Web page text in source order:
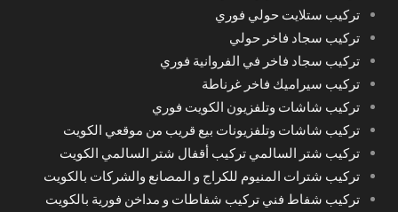
تركيب ستلايت حولي فوري
تركيب سجاد فاخر حولي
تركيب سجاد فاخر في الفروانية فوري
تركيب سيراميك فاخر غرناطة
تركيب شاشات وتلفزيون الكويت فوري
تركيب شاشات وتلفزيونات بيع قريب من موقعي الكويت
تركيب شتر السالمي تركيب أقفال شتر السالمي الكويت
تركيب شترات المنيوم للكراج و المصانع والشركات بالكويت
تركيب شفاط فني تركيب شفاطات و مداخن فورية بالكويت